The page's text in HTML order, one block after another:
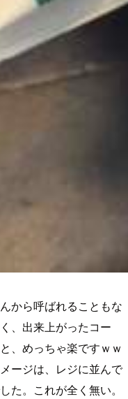
から呼ばれることもな
、出来上がったコー
、めっちゃ楽ですｗｗ
ージは、レジに並んで
た。これが全く無い。